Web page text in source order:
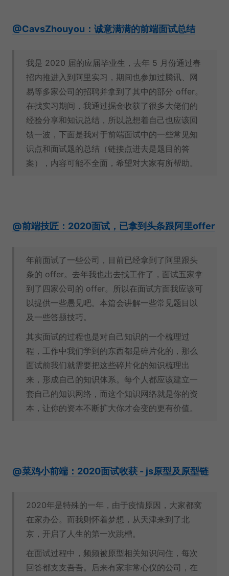
@CavsZhouyou：诚意满满的前端面试总结
我是 2020 届的应届毕业生，去年 5 月份通过春
招内推进入到阿里实习，期间也参加过腾讯、网
易等多家公司的招聘并拿到了其中的部分 offer。
在找实习期间，我通过掘金收获了很多大佬们的
经验分享和知识总结，所以总想着自己也应该回
馈一波，下面是我对于前端面试中的一些常见知
识点和面试题的总结（链接点进去是题目的答
案），内容可能不全面，希望对大家有所帮助。
@前端技匠：2020面试，已拿到头条跟阿里offer
年前面试了一些公司，目前已经拿到了阿里跟头
条的 offer。去年我也出去找工作了，面试五家拿
到了四家公司的 offer。所以在面试方面我应该可
以提供一些愚见吧。本篇会讲解一些常见题目以
及一些答题技巧。
其实面试的过程也是对自己知识的一个梳理过
程，工作中我们学到的东西都是碎片化的，那么
面试前我们就需要把这些碎片化的知识梳理出
来，形成自己的知识体系。每个人都应该建立一
套自己的知识网络，而这个知识网络就是你的资
本，让你的资本不断扩大你才会变的更有价值。
@菜鸡小前端：2020面试收获 - js原型及原型链
2020年是特殊的一年，由于疫情原因，大家都窝
在家办公。而我则怀着梦想，从天津来到了北
京，开启了人生的第一次跳槽。
在面试过程中，频频被原型相关知识问住，每次
回答都支支吾吾。后来有家非常心仪的公司，在